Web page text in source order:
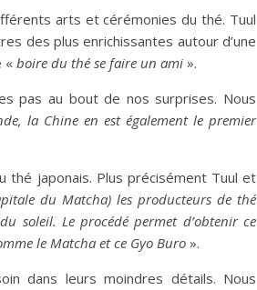
arts et cérémonies du thé. Tuul
des plus enrichissantes autour d’une
« boire du thé se faire un ami ».
pas au bout de nos surprises. Nous
la Chine en est également le premier
thé japonais. Plus précisément Tuul et
du Matcha) les producteurs de thé
soleil. Le procédé permet d’obtenir ce
le Matcha et ce Gyo Buro ».
dans leurs moindres détails. Nous